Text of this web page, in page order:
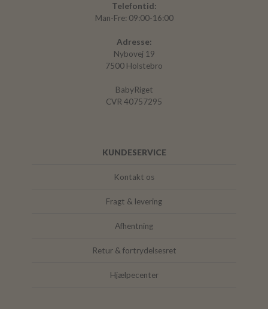
Telefontid:
Man-Fre: 09:00-16:00
Adresse:
Nybovej 19
7500 Holstebro
BabyRiget
CVR 40757295
KUNDESERVICE
Kontakt os
Fragt & levering
Afhentning
Retur & fortrydelsesret
Hjælpecenter